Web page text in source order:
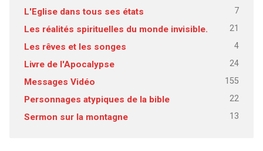
L'Eglise dans tous ses états 7
Les réalités spirituelles du monde invisible. 21
Les rêves et les songes 4
Livre de l'Apocalypse 24
Messages Vidéo 155
Personnages atypiques de la bible 22
Sermon sur la montagne 13